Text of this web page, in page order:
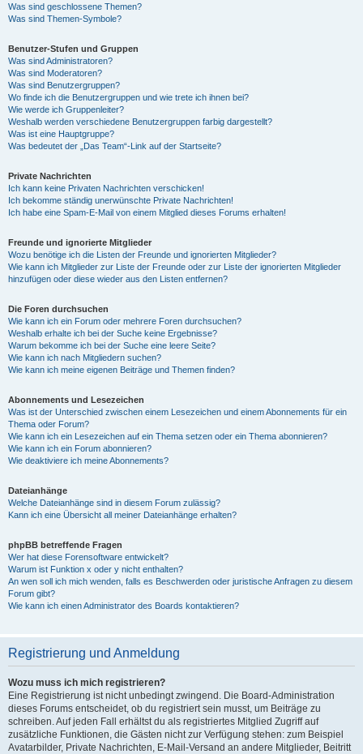
Was sind geschlossene Themen?
Was sind Themen-Symbole?
Benutzer-Stufen und Gruppen
Was sind Administratoren?
Was sind Moderatoren?
Was sind Benutzergruppen?
Wo finde ich die Benutzergruppen und wie trete ich ihnen bei?
Wie werde ich Gruppenleiter?
Weshalb werden verschiedene Benutzergruppen farbig dargestellt?
Was ist eine Hauptgruppe?
Was bedeutet der „Das Team“-Link auf der Startseite?
Private Nachrichten
Ich kann keine Privaten Nachrichten verschicken!
Ich bekomme ständig unerwünschte Private Nachrichten!
Ich habe eine Spam-E-Mail von einem Mitglied dieses Forums erhalten!
Freunde und ignorierte Mitglieder
Wozu benötige ich die Listen der Freunde und ignorierten Mitglieder?
Wie kann ich Mitglieder zur Liste der Freunde oder zur Liste der ignorierten Mitglieder
hinzufügen oder diese wieder aus den Listen entfernen?
Die Foren durchsuchen
Wie kann ich ein Forum oder mehrere Foren durchsuchen?
Weshalb erhalte ich bei der Suche keine Ergebnisse?
Warum bekomme ich bei der Suche eine leere Seite?
Wie kann ich nach Mitgliedern suchen?
Wie kann ich meine eigenen Beiträge und Themen finden?
Abonnements und Lesezeichen
Was ist der Unterschied zwischen einem Lesezeichen und einem Abonnements für ein
Thema oder Forum?
Wie kann ich ein Lesezeichen auf ein Thema setzen oder ein Thema abonnieren?
Wie kann ich ein Forum abonnieren?
Wie deaktiviere ich meine Abonnements?
Dateianhänge
Welche Dateianhänge sind in diesem Forum zulässig?
Kann ich eine Übersicht all meiner Dateianhänge erhalten?
phpBB betreffende Fragen
Wer hat diese Forensoftware entwickelt?
Warum ist Funktion x oder y nicht enthalten?
An wen soll ich mich wenden, falls es Beschwerden oder juristische Anfragen zu diesem
Forum gibt?
Wie kann ich einen Administrator des Boards kontaktieren?
Registrierung und Anmeldung
Wozu muss ich mich registrieren?
Eine Registrierung ist nicht unbedingt zwingend. Die Board-Administration
dieses Forums entscheidet, ob du registriert sein musst, um Beiträge zu
schreiben. Auf jeden Fall erhältst du als registriertes Mitglied Zugriff auf
zusätzliche Funktionen, die Gästen nicht zur Verfügung stehen: zum Beispiel
Avatarbilder, Private Nachrichten, E-Mail-Versand an andere Mitglieder, Beitritt